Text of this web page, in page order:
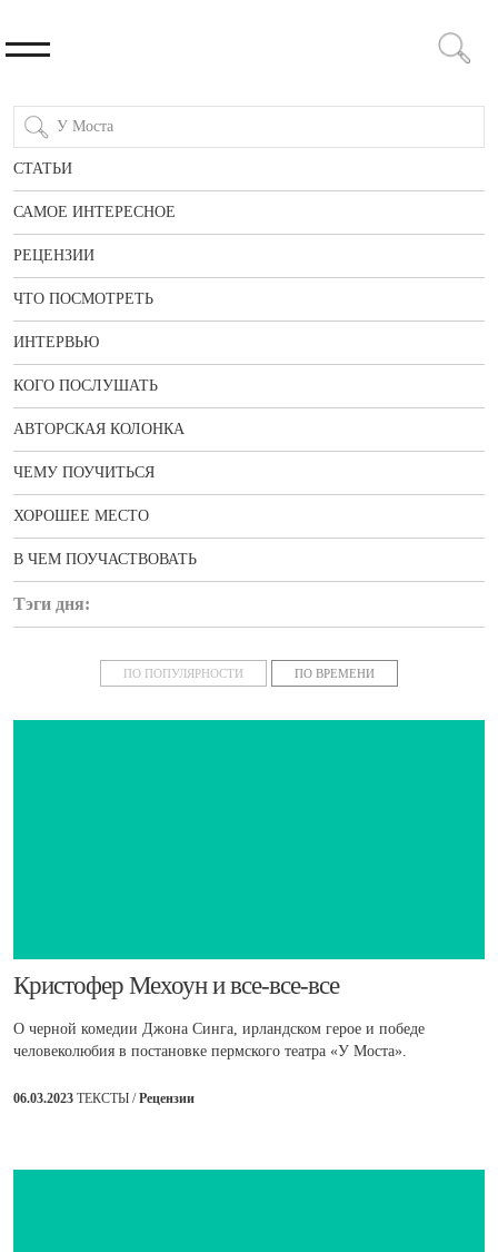
СТАТЬИ
САМОЕ ИНТЕРЕСНОЕ
РЕЦЕНЗИИ
ЧТО ПОСМОТРЕТЬ
ИНТЕРВЬЮ
КОГО ПОСЛУШАТЬ
АВТОРСКАЯ КОЛОНКА
ЧЕМУ ПОУЧИТЬСЯ
ХОРОШЕЕ МЕСТО
В ЧЕМ ПОУЧАСТВОВАТЬ
Тэги дня:
ПО ПОПУЛЯРНОСТИ ПО ВРЕМЕНИ
​Кристофер Мехоун и все-все-все
О черной комедии Джона Синга, ирландском герое и победе
человеколюбия в постановке пермского театра «У Моста».
06.03.2023 ТЕКСТЫ /Рецензии